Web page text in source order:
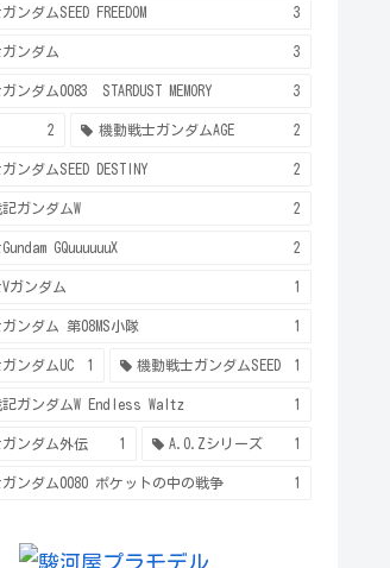
ンダムSEED FREEDOM 3
ンダム 3
ンダム0083 STARDUST MEMORY 3
2 機動戦士ガンダムAGE 2
ンダムSEED DESTINY 2
ガンダムW 2
GQuuuuuuX 2
ガンダム 1
ンダム 第08MS小隊 1
ンダムUC 1 機動戦士ガンダムSEED 1
ガンダムW Endless Waltz 1
ンダム外伝 1 A.O.Zシリーズ 1
ンダム0080 ポケットの中の戦争 1